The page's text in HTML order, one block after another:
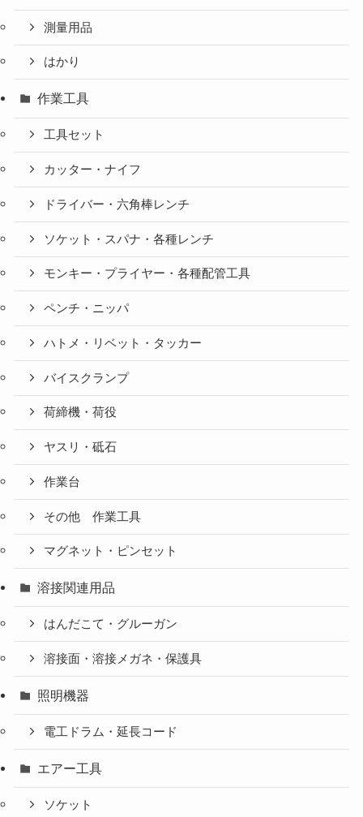
測量用品
はかり
作業工具
工具セット
カッター・ナイフ
ドライバー・六角棒レンチ
ソケット・スパナ・各種レンチ
モンキー・プライヤー・各種配管工具
ペンチ・ニッパ
ハトメ・リベット・タッカー
バイスクランプ
荷締機・荷役
ヤスリ・砥石
作業台
その他 作業工具
マグネット・ピンセット
溶接関連用品
はんだこて・グルーガン
溶接面・溶接メガネ・保護具
照明機器
電工ドラム・延長コード
エアー工具
ソケット